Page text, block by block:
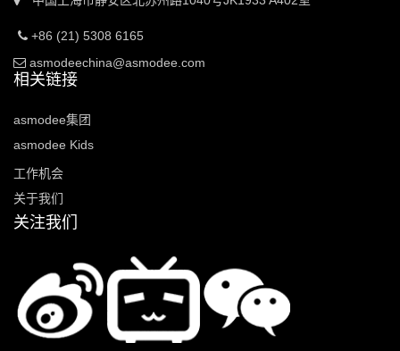
+86 (21) 5308 6165
asmodeechina@asmodee.com
相关链接
asmodee集团
asmodee Kids
工作机会
关于我们
关注我们